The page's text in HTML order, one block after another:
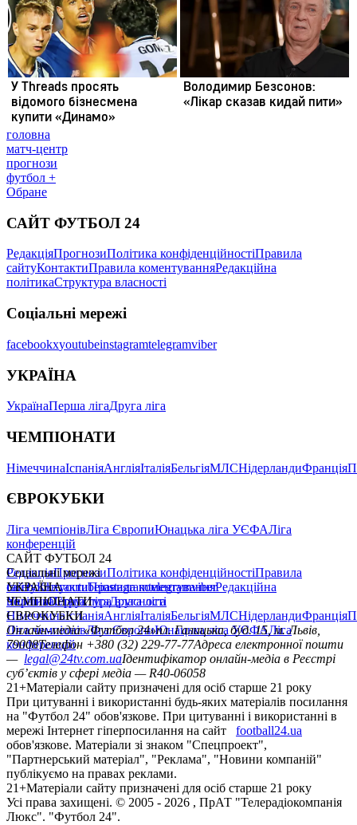
головна
матч-центр
прогнози
футбол +
Обране
САЙТ ФУТБОЛ 24
РедакціяПрогнозиПолітика конфіденційностіПравила
сайтуКонтактиПравила коментуванняРедакційна
політикаСтруктура власності
Соціальні мережі
facebookxyoutubeinstagramtelegramviber
УКРАЇНА
УкраїнаПерша лігаДруга ліга
ЧЕМПІОНАТИ
НімеччинаІспаніяАнгліяІталіяБельгіяМЛСНідерландиФранція
ЄВРОКУБКИ
Ліга чемпіонівЛіга ЄвропиЮнацька ліга УЄФАЛіга
конференцій
САЙТ ФУТБОЛ 24
РедакціяПрогнозиПолітика конфіденційностіПравила
сайтуКонтактиПравила коментуванняРедакційна
політикаСтруктура власності
Соціальні мережі
facebookxyoutubeinstagramtelegramviber
УКРАЇНА
УкраїнаПерша лігаДруга ліга
ЧЕМПІОНАТИ
НімеччинаІспаніяАнгліяІталіяБельгіяМЛСНідерландиФранція
ЄВРОКУБКИ
Ліга чемпіонівЛіга ЄвропиЮнацька ліга УЄФАЛіга
конференцій
Онлайн-медіа «Футбол 24»пл. Галицька, буд. 15, м. Львів,
79008Телефон +380 (32) 229-77-77Адреса електронної пошти
— legal@24tv.com.uaІдентифікатор онлайн-медіа в Реєстрі
суб’єктів у сфері медіа — R40-06058
21+Матеріали сайту призначені для осіб старше 21 року
При цитуванні і використанні будь-яких матеріалів посилання
на "Футбол 24" обов'язкове. При цитуванні і використанні в
мережі Інтернет гіперпосилання на сайт
football24.ua
обов'язкове. Матеріали зі знаком "Спецпроект",
"Партнерський матеріал", "Реклама", "Новини компаній"
публікуємо на правах реклами.
21+Матеріали сайту призначені для осіб старше 21 року
Усi права захищенi. © 2005 - 2026 , ПрАТ "Телерадіокомпанія
Люкс". "Футбол 24".